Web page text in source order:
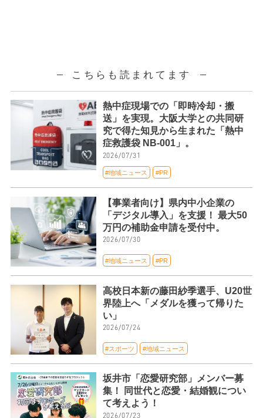
こちらも読まれてます
熱中症現場での「即時冷却・搬
送」を実現。大阪大学との共同研
究で得た知見から生まれた「熱中
症救護袋 NB-001」。
2026/07/31
#地域ニュース #PR
【事業者向け】県内中小企業の
「デジタル導入」を支援！ 最大50
万円の補助金申請を受付中。
2026/07/30
#地域ニュース #PR
高校日本新の藤田紗季選手、U20世
界陸上へ「メダルを獲って帰りた
い」
2026/07/24
#スポーツ #地域ニュース
坂井市「恋愛研究部」メンバー募
集！ 同世代と恋愛・結婚観につい
て考えよう！
2026/07/23